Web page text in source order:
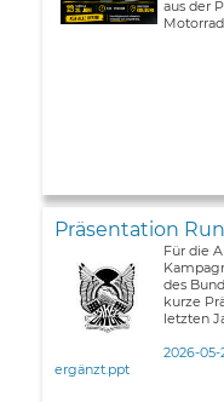
aus der
Präsentation
Für die
des
kurze
letzten
2026-
ergänzt.ppt